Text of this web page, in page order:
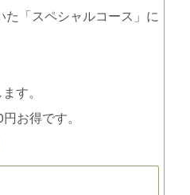
「スペシャルコース」に
す。
お得です。